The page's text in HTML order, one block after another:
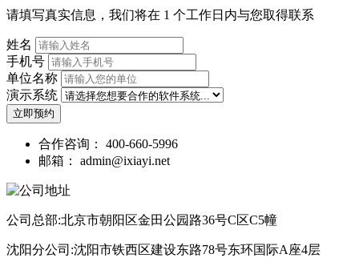
请填写真实信息，我们将在 1 个工作日内与您取得联系
姓名
手机号
单位名称
演示系统
立即预约
合作咨询： 400-660-5996
邮箱： admin@ixiayi.net
公司总部:北京市朝阳区金田公园路36号C区C5幢
沈阳分公司:沈阳市铁西区建设东路78号东环国际A座4层